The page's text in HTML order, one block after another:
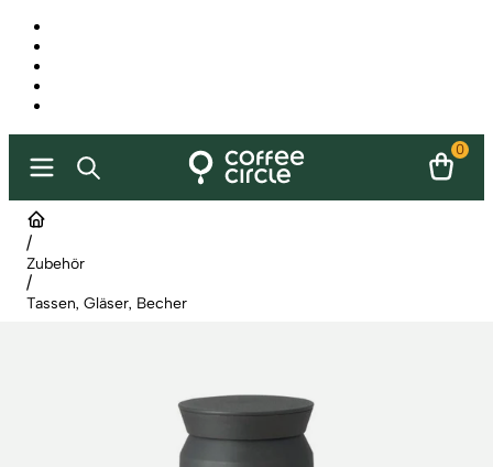
0
/
Zubehör
/
Tassen, Gläser, Becher